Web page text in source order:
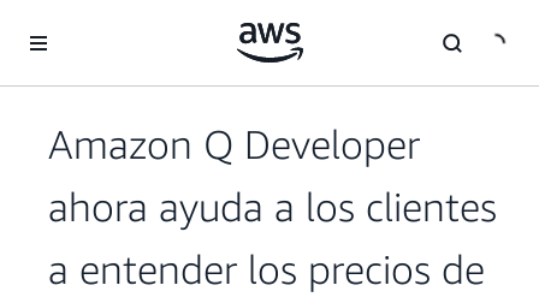
Amazon Q Developer
ahora ayuda a los clientes
a entender los precios de